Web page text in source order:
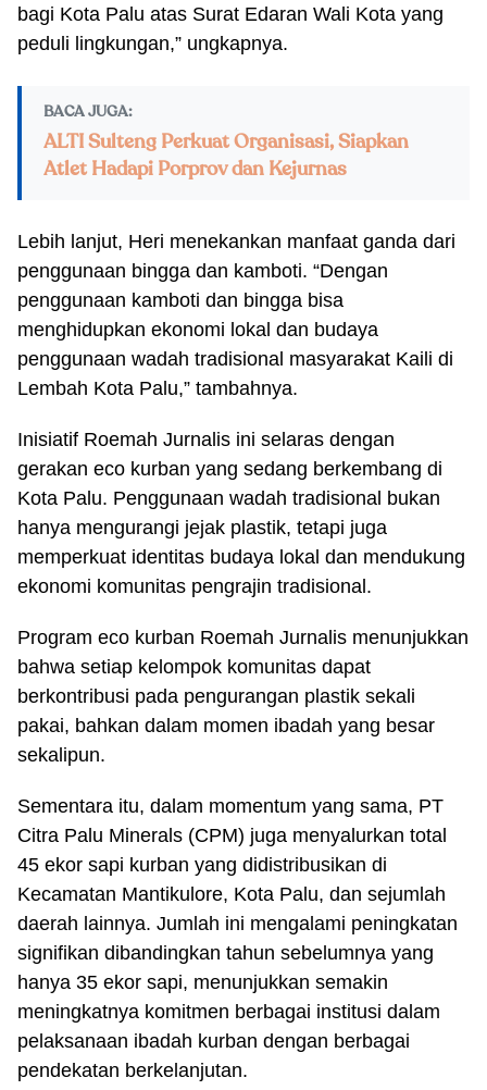
bagi Kota Palu atas Surat Edaran Wali Kota yang
peduli lingkungan,” ungkapnya.
BACA JUGA:
ALTI Sulteng Perkuat Organisasi, Siapkan
Atlet Hadapi Porprov dan Kejurnas
Lebih lanjut, Heri menekankan manfaat ganda dari
penggunaan bingga dan kamboti. “Dengan
penggunaan kamboti dan bingga bisa
menghidupkan ekonomi lokal dan budaya
penggunaan wadah tradisional masyarakat Kaili di
Lembah Kota Palu,” tambahnya.
Inisiatif Roemah Jurnalis ini selaras dengan
gerakan eco kurban yang sedang berkembang di
Kota Palu. Penggunaan wadah tradisional bukan
hanya mengurangi jejak plastik, tetapi juga
memperkuat identitas budaya lokal dan mendukung
ekonomi komunitas pengrajin tradisional.
Program eco kurban Roemah Jurnalis menunjukkan
bahwa setiap kelompok komunitas dapat
berkontribusi pada pengurangan plastik sekali
pakai, bahkan dalam momen ibadah yang besar
sekalipun.
Sementara itu, dalam momentum yang sama, PT
Citra Palu Minerals (CPM) juga menyalurkan total
45 ekor sapi kurban yang didistribusikan di
Kecamatan Mantikulore, Kota Palu, dan sejumlah
daerah lainnya. Jumlah ini mengalami peningkatan
signifikan dibandingkan tahun sebelumnya yang
hanya 35 ekor sapi, menunjukkan semakin
meningkatnya komitmen berbagai institusi dalam
pelaksanaan ibadah kurban dengan berbagai
pendekatan berkelanjutan.